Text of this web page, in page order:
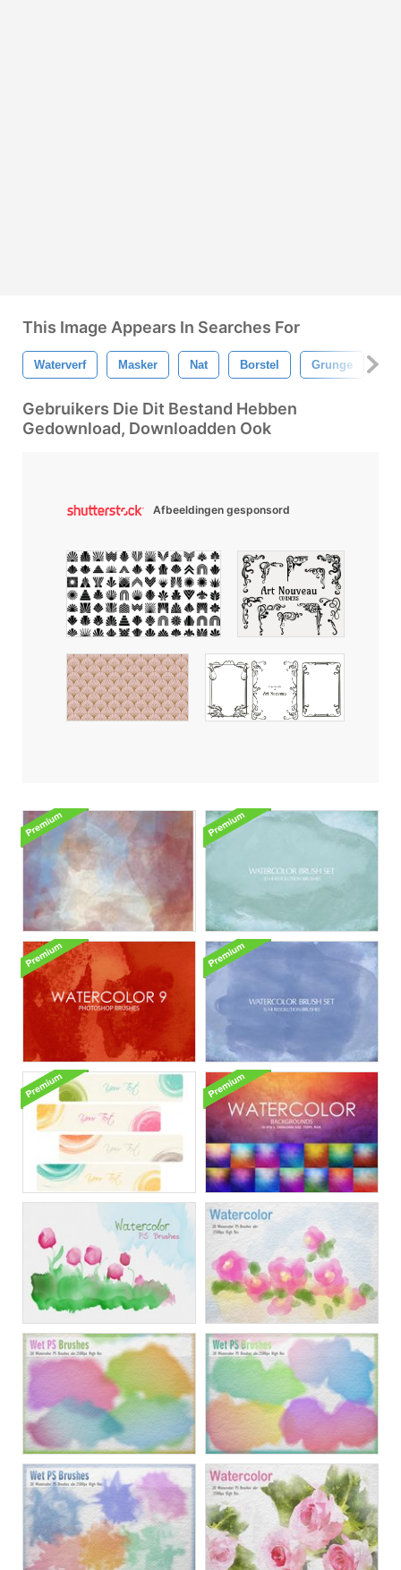
This Image Appears In Searches For
Waterverf Masker Nat Borstel Grunge
Gebruikers Die Dit Bestand Hebben
Gedownload, Downloadden Ook
Afbeeldingen gesponsord